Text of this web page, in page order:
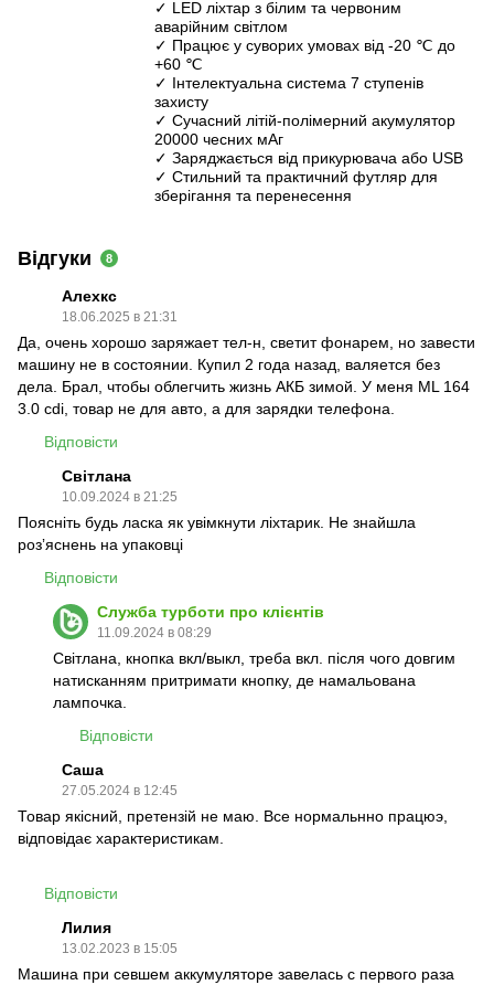
✓ LED ліхтар з білим та червоним
аварійним світлом
✓ Працює у суворих умовах від -20 ℃ до
+60 ℃
✓ Інтелектуальна система 7 ступенів
захисту
✓ Сучасний літій-полімерний акумулятор
20000 чесних мАг
✓ Заряджається від прикурювача або USB
✓ Стильний та практичний футляр для
зберігання та перенесення
Відгуки 8
Алехкс
18.06.2025 в 21:31
Да, очень хорошо заряжает тел-н, светит фонарем, но завести
машину не в состоянии. Купил 2 года назад, валяется без
дела. Брал, чтобы облегчить жизнь АКБ зимой. У меня ML 164
3.0 cdi, товар не для авто, а для зарядки телефона.
Відповісти
Світлана
10.09.2024 в 21:25
Поясніть будь ласка як увімкнути ліхтарик. Не знайшла
розʼяснень на упаковці
Відповісти
Служба турботи про клієнтів
11.09.2024 в 08:29
Світлана, кнопка вкл/выкл, треба вкл. після чого довгим
натисканням притримати кнопку, де намальована
лампочка.
Відповісти
Саша
27.05.2024 в 12:45
Товар якісний, претензій не маю. Все нормальнно працюэ,
відповідає характеристикам.
Відповісти
Лилия
13.02.2023 в 15:05
Машина при севшем аккумуляторе завелась с первого раза